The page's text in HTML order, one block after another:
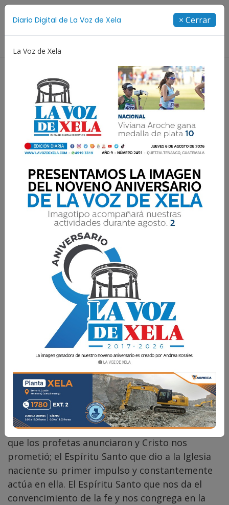
Diario Digital de La Voz de Xela × Cerrar
La Voz de Xela
El Espíritu Santo abre
fronteras
P. Orlando Pérez 30 Mayo 2026 07:00
Con la solemnidad de Pentecostés termina el
tiempo pascual. El Señor Jesús nos envía desde
el Padre el don de su Espíritu: el Espíritu Santo
que los profetas anunciaron y Cristo nos
prometió; el Espíritu Santo que dio a la Iglesia
naciente su primer impulso y constantemente
actúa en ella. El Espíritu Santo que nos da el
convencimiento de la fe y nos congrega en la